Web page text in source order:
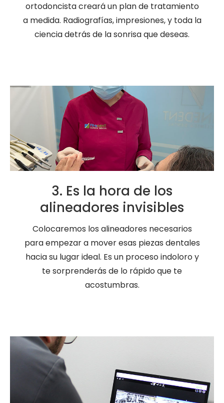
ortodoncista creará un plan de tratamiento
a medida. Radiografías, impresiones, y toda la
ciencia detrás de la sonrisa que deseas.
3. Es la hora de los
alineadores invisibles
Colocaremos los alineadores necesarios
para empezar a mover esas piezas dentales
hacia su lugar ideal. Es un proceso indoloro y
te sorprenderás de lo rápido que te
acostumbras.